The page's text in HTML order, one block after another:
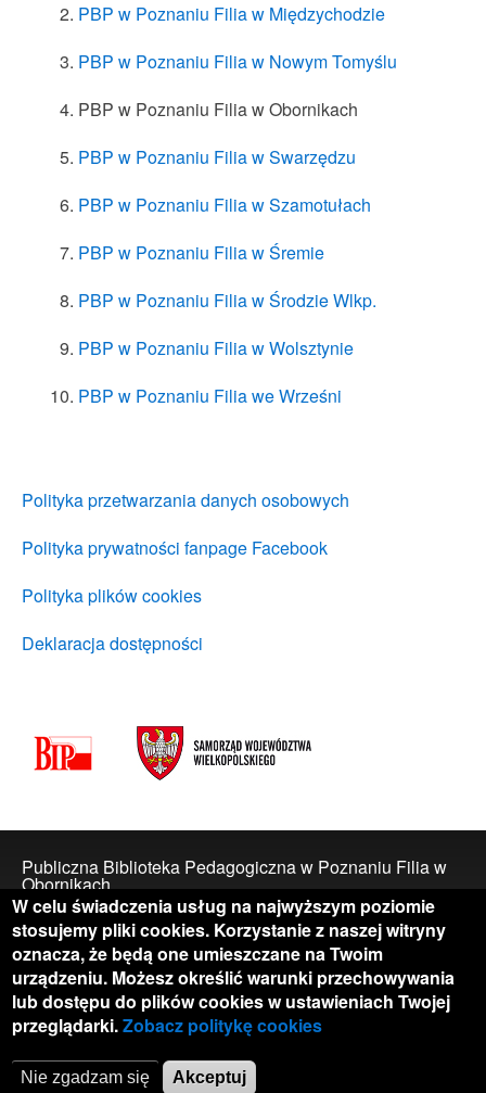
PBP w Poznaniu Filia w Międzychodzie
PBP w Poznaniu Filia w Nowym Tomyślu
PBP w Poznaniu Filia w Obornikach
PBP w Poznaniu Filia w Swarzędzu
PBP w Poznaniu Filia w Szamotułach
PBP w Poznaniu Filia w Śremie
PBP w Poznaniu Filia w Środzie Wlkp.
PBP w Poznaniu Filia w Wolsztynie
PBP w Poznaniu Filia we Wrześni
Polityka przetwarzania danych osobowych
Polityka prywatności fanpage Facebook
Polityka plików cookies
Deklaracja dostępności
Publiczna Biblioteka Pedagogiczna w Poznaniu Filia w
Obornikach
Adres: ul. Mickiewicza 4
64-600 Oborniki
Skontaktuj się z nami
telefon: 577 001 328
e-mail:biblioteka@oborniki.pbp.poznan.pl
W celu świadczenia usług na najwyższym poziomie
stosujemy pliki cookies. Korzystanie z naszej witryny
oznacza, że będą one umieszczane na Twoim
urządzeniu. Możesz określić warunki przechowywania
lub dostępu do plików cookies w ustawieniach Twojej
przeglądarki.Zobacz politykę cookies
Nie zgadzam się Akceptuj